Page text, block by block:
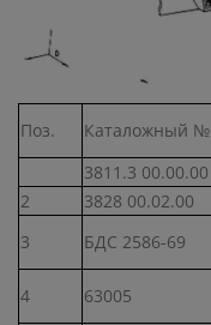
Поз. Каталожный №
3811.3 00.00.00
2
3828 00.02.00
3
БДС 2586-69
4 63005